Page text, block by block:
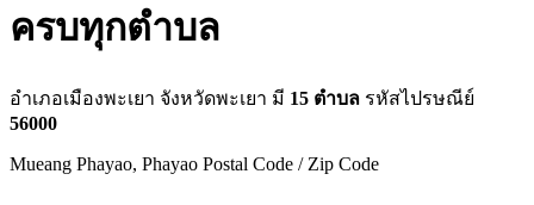
ครบทุกตำบล
อำเภอเมืองพะเยา จังหวัดพะเยา มี 15 ตำบล รหัสไปรษณีย์
56000
Mueang Phayao, Phayao Postal Code / Zip Code